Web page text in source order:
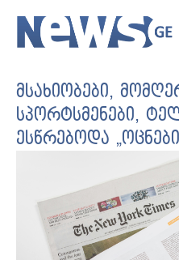
მსახიობები,
სპორტსმენები,
ესწრებოდა